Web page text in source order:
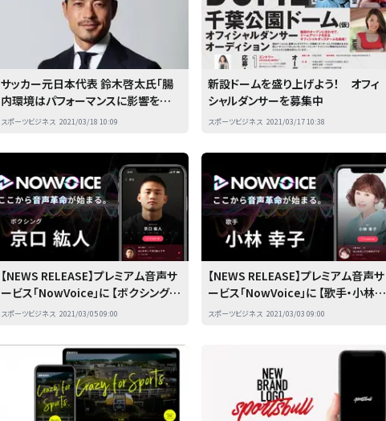
サッカー元日本代表 鈴木啓太氏「腸
内環境はパフォーマンスに影響を与え
る」新ビフィズス菌が担う意識改革
スポーツビジネス 2021/03/18 10:09
新設ドームを盛り上げよう！ オフィ
シャルダンサーを募集中
スポーツビジネス 2021/03/17 10:38
【NEWS RELEASE】プレミアム音声サ
ービス「NowVoice」に 【ボクシング・
京口紘人氏】がトップランナー参画
スポーツビジネス 2021/03/05 09:00
【NEWS RELEASE】プレミアム音声サ
ービス「NowVoice」に 【歌手・小林幸
子氏】がトップランナー参画
スポーツビジネス 2021/03/03 09:00